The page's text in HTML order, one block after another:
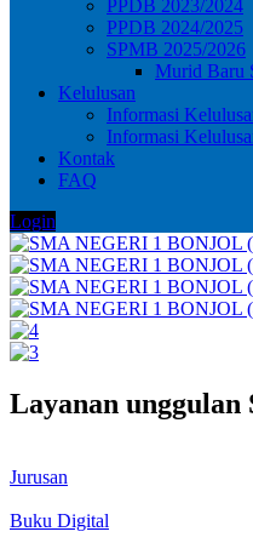
PPDB 2023/2024
PPDB 2024/2025
SPMB 2025/2026
Murid Baru
Kelulusan
Informasi
Informasi
Kontak
FAQ
Login
Layanan
Jurusan
Buku Digital